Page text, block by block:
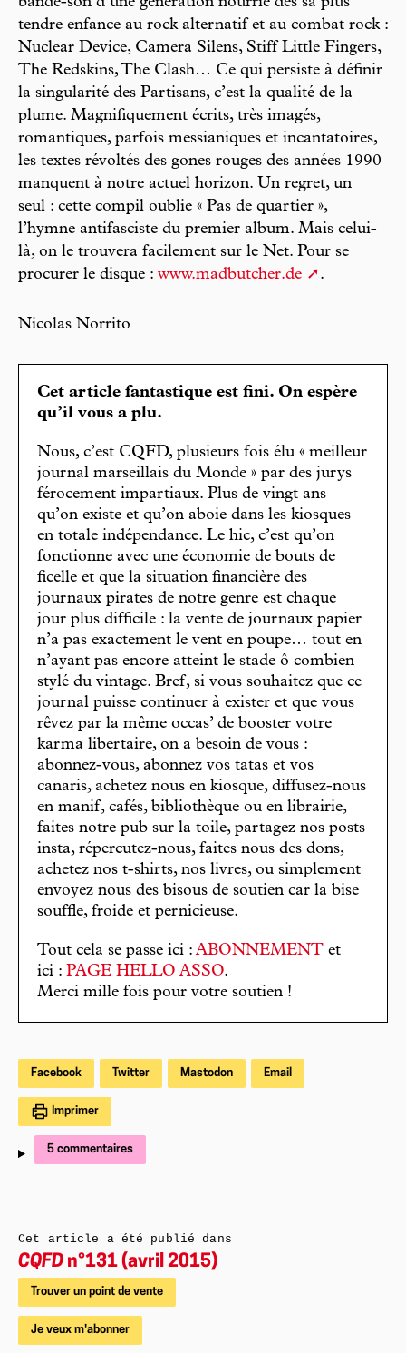
tendre enfance au rock alternatif et au combat rock :
Nuclear Device, Camera Silens, Stiff Little Fingers,
The Redskins, The Clash… Ce qui persiste à définir
la singularité des Partisans, c’est la qualité de la
plume. Magnifiquement écrits, très imagés,
romantiques, parfois messianiques et incantatoires,
les textes révoltés des gones rouges des années 1990
manquent à notre actuel horizon. Un regret, un
seul : cette compil oublie « Pas de quartier »,
l’hymne antifasciste du premier album. Mais celui-
là, on le trouvera facilement sur le Net. Pour se
procurer le disque : www.madbutcher.de .
Nicolas Norrito
Cet article fantastique est fini. On espère
qu’il vous a plu.
Nous, c’est CQFD, plusieurs fois élu « meilleur
journal marseillais du Monde » par des jurys
férocement impartiaux. Plus de vingt ans
qu’on existe et qu’on aboie dans les kiosques
en totale indépendance. Le hic, c’est qu’on
fonctionne avec une économie de bouts de
ficelle et que la situation financière des
journaux pirates de notre genre est chaque
jour plus difficile : la vente de journaux papier
n’a pas exactement le vent en poupe… tout en
n’ayant pas encore atteint le stade ô combien
stylé du vintage. Bref, si vous souhaitez que ce
journal puisse continuer à exister et que vous
rêvez par la même occas’ de booster votre
karma libertaire, on a besoin de vous :
abonnez-vous, abonnez vos tatas et vos
canaris, achetez nous en kiosque, diffusez-nous
en manif, cafés, bibliothèque ou en librairie,
faites notre pub sur la toile, partagez nos posts
insta, répercutez-nous, faites nous des dons,
achetez nos t-shirts, nos livres, ou simplement
envoyez nous des bisous de soutien car la bise
souffle, froide et pernicieuse.
Tout cela se passe ici : ABONNEMENT et
ici : PAGE HELLO ASSO.
Merci mille fois pour votre soutien !
Facebook Twitter Mastodon Email
Imprimer
5 commentaires
Cet article a été publié dans
CQFD n°131 (avril 2015)
Trouver un point de vente
Je veux m'abonner